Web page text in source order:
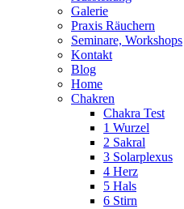
Galerie
Praxis Räuchern
Seminare, Workshops
Kontakt
Blog
Home
Chakren
Chakra Test
1 Wurzel
2 Sakral
3 Solarplexus
4 Herz
5 Hals
6 Stirn